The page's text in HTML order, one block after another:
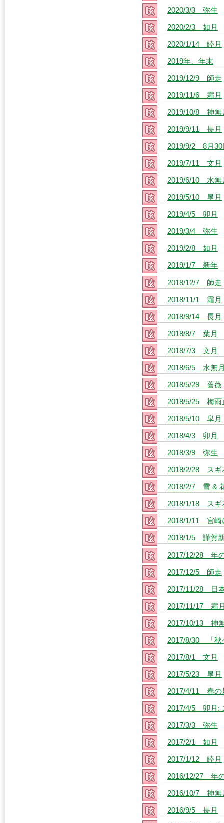
2020/3/3 弥生
2020/2/3 如月
2020/1/14 睦月
2019年、年末
2019/12/9 師走
2019/11/6 霜月
2019/10/8 神無
2019/9/11 長月
2019/9/2 8月30
2019/7/11 文月
2019/6/10 水無
2019/5/10 皐月
2019/4/5 卯月
2019/3/4 弥生
2019/2/8 如月
2019/1/7 新年
2018/12/7 師走
2018/11/1 霜月
2018/9/14 長月
2018/8/7 葉月
2018/7/3 文月
2018/6/5 水無
2018/5/29 薔薇
2018/5/25 梅雨
2018/5/10 皐月
2018/4/3 卯月
2018/3/9 弥生
2018/2/28 スギ
2018/2/7 雪 &
2018/1/18 スギ
2018/1/11 宮崎
2018/1/5 謹賀
2017/12/28 年
2017/12/5 師走
2017/11/28 日
2017/11/17 霜
2017/10/13 神
2017/8/30 「秋
2017/8/1 文月
2017/5/23 皐月
2017/4/11 春の
2017/4/5 卯月:
2017/3/3 弥生
2017/2/1 如月
2017/1/12 睦月
2016/12/27 年
2016/10/7 神無
2016/9/5 長月